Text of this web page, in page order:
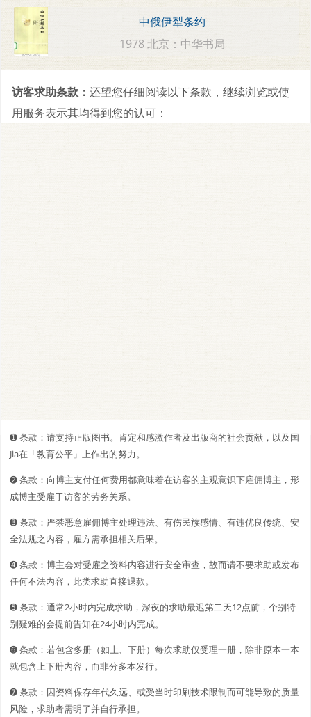
中俄伊犁条约
1978 北京：中华书局
访客求助条款： 还望您仔细阅读以下条款，继续浏览或使
用服务表示其均得到您的认可：
➊️ 条款：请支持正版图书。肯定和感激作者及出版商的社会贡献，以及国
Jia在「教育公平」上作出的努力。
➋️️ 条款：向博主支付任何费用都意味着在访客的主观意识下雇佣博主，形
成博主受雇于访客的劳务关系。
➌ 条款：严禁恶意雇佣博主处理违法、有伤民族感情、有违优良传统、安
全法规之内容，雇方需承担相关后果。
➍ 条款：博主会对受雇之资料内容进行安全审查，故而请不要求助或发布
任何不法内容，此类求助直接退款。
➎ 条款：通常2小时内完成求助，深夜的求助最迟第二天12点前，个别特
别疑难的会提前告知在24小时内完成。
➏ 条款：若包含多册（如上、下册）每次求助仅受理一册，除非原本一本
就包含上下册内容，而非分多本发行。
➐ 条款：因资料保存年代久远、或受当时印刷技术限制而可能导致的质量
风险，求助者需明了并自行承担。